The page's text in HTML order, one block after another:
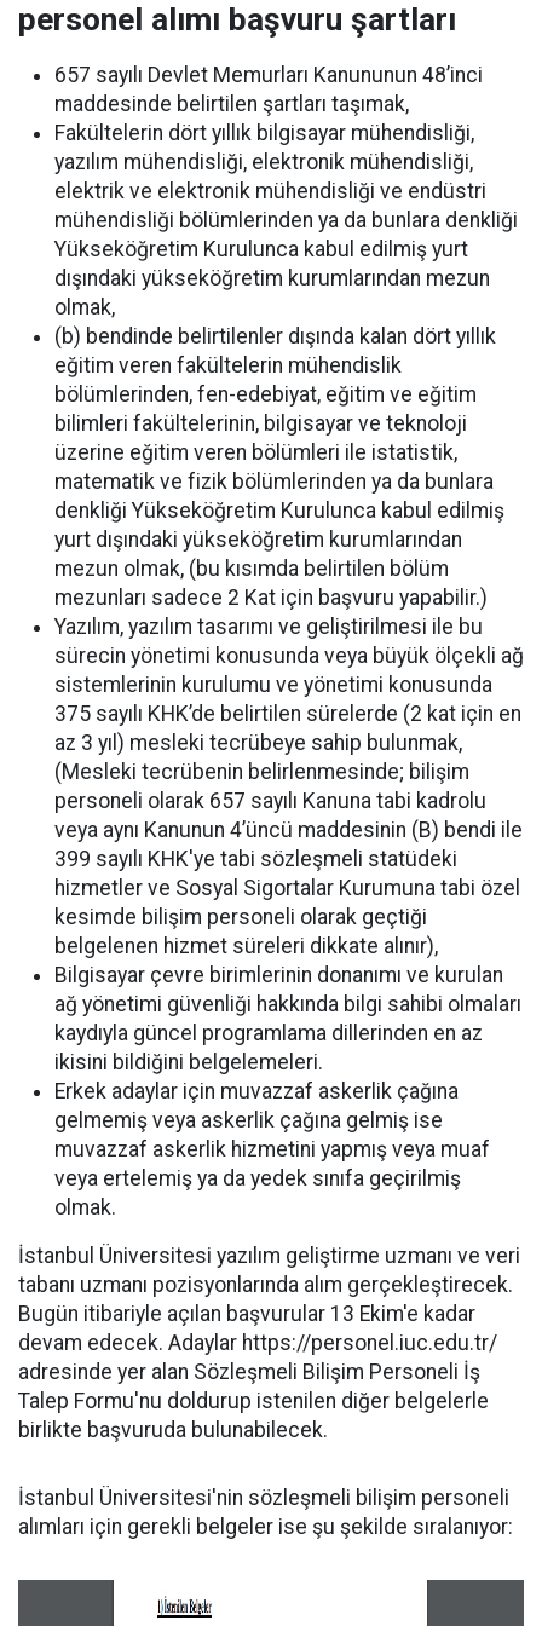
personel alımı başvuru şartları
657 sayılı Devlet Memurları Kanununun 48’inci
maddesinde belirtilen şartları taşımak,
Fakültelerin dört yıllık bilgisayar mühendisliği,
yazılım mühendisliği, elektronik mühendisliği,
elektrik ve elektronik mühendisliği ve endüstri
mühendisliği bölümlerinden ya da bunlara denkliği
Yükseköğretim Kurulunca kabul edilmiş yurt
dışındaki yükseköğretim kurumlarından mezun
olmak,
(b) bendinde belirtilenler dışında kalan dört yıllık
eğitim veren fakültelerin mühendislik
bölümlerinden, fen-edebiyat, eğitim ve eğitim
bilimleri fakültelerinin, bilgisayar ve teknoloji
üzerine eğitim veren bölümleri ile istatistik,
matematik ve fizik bölümlerinden ya da bunlara
denkliği Yükseköğretim Kurulunca kabul edilmiş
yurt dışındaki yükseköğretim kurumlarından
mezun olmak, (bu kısımda belirtilen bölüm
mezunları sadece 2 Kat için başvuru yapabilir.)
Yazılım, yazılım tasarımı ve geliştirilmesi ile bu
sürecin yönetimi konusunda veya büyük ölçekli ağ
sistemlerinin kurulumu ve yönetimi konusunda
375 sayılı KHK’de belirtilen sürelerde (2 kat için en
az 3 yıl) mesleki tecrübeye sahip bulunmak,
(Mesleki tecrübenin belirlenmesinde; bilişim
personeli olarak 657 sayılı Kanuna tabi kadrolu
veya aynı Kanunun 4’üncü maddesinin (B) bendi ile
399 sayılı KHK'ye tabi sözleşmeli statüdeki
hizmetler ve Sosyal Sigortalar Kurumuna tabi özel
kesimde bilişim personeli olarak geçtiği
belgelenen hizmet süreleri dikkate alınır),
Bilgisayar çevre birimlerinin donanımı ve kurulan
ağ yönetimi güvenliği hakkında bilgi sahibi olmaları
kaydıyla güncel programlama dillerinden en az
ikisini bildiğini belgelemeleri.
Erkek adaylar için muvazzaf askerlik çağına
gelmemiş veya askerlik çağına gelmiş ise
muvazzaf askerlik hizmetini yapmış veya muaf
veya ertelemiş ya da yedek sınıfa geçirilmiş
olmak.
İstanbul Üniversitesi yazılım geliştirme uzmanı ve veri
tabanı uzmanı pozisyonlarında alım gerçekleştirecek.
Bugün itibariyle açılan başvurular 13 Ekim'e kadar
devam edecek. Adaylar https://personel.iuc.edu.tr/
adresinde yer alan Sözleşmeli Bilişim Personeli İş
Talep Formu'nu doldurup istenilen diğer belgelerle
birlikte başvuruda bulunabilecek.
İstanbul Üniversitesi'nin sözleşmeli bilişim personeli
alımları için gerekli belgeler ise şu şekilde sıralanıyor: